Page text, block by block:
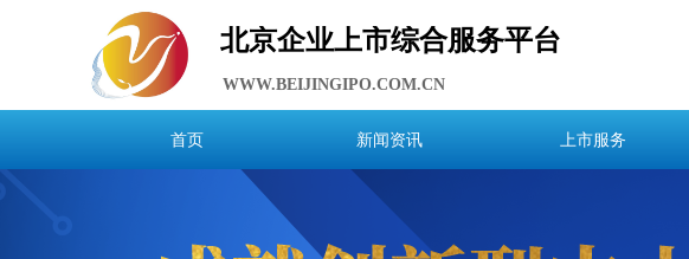
首页 新闻资讯 上市服务
北京企业上市综合服务平台
WWW.BEIJINGIPO.COM.CN